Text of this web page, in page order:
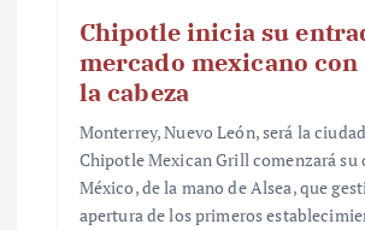
Chipotle inicia su
mercado mexicano con
la cabeza
Monterrey, Nuevo León, será la
Chipotle Mexican Grill comenzará su
México, de la mano de Alsea, que
apertura de los primeros